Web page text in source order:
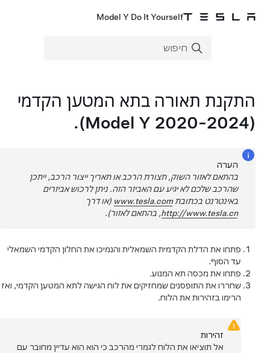
Model Y Do It Yourself
התקנת תאורה בתא המטען הקדמי
Model Y
).
הערה
בהתאם לאזור השוק, תצורת הרכב או תאריך ייצור הרכב, ייתכן
שהרכב שלכם לא יגיע עם האביזר הזה. ניתן לרכוש אביזרים
באינטרנט בכתובתwww.tesla.com(או דרך
http://www.tesla.cn, בהתאם לאזור).
פתחו את הדלת הקדמית השמאלית והנמיכו את החלון הקדמי השמאלי
עד הסוף.
פתחו את מכסה תא המנוע.
שחררו את התופסנים שמחזיקים את לוח הגישה לתא המטען הקדמי, ואז
הרימו בזהירות את הלוח.
זהירות
אל תוציאו את הלוח לגמרי מהרכב כי הוא הוא עדיין מחובר עם